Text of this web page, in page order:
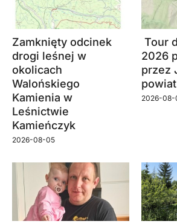
Zamknięty odcinek
drogi leśnej w
okolicach
Walońskiego
Kamienia w
Leśnictwie
Kamieńczyk
2026-08-05
Tour
2026
przez
2026-08-